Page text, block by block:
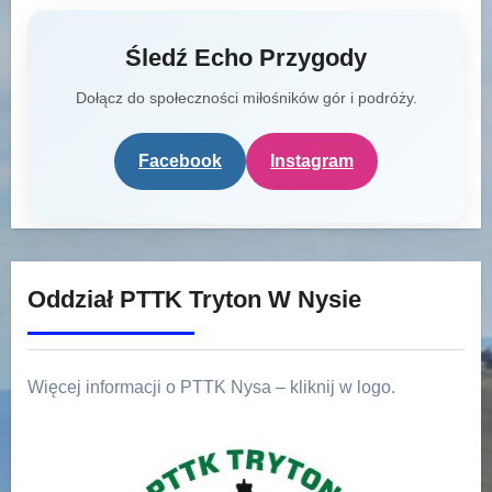
Śledź Echo Przygody
Dołącz do społeczności miłośników gór i podróży.
Facebook Instagram
Oddział PTTK Tryton W Nysie
Więcej informacji o PTTK Nysa – kliknij w logo.